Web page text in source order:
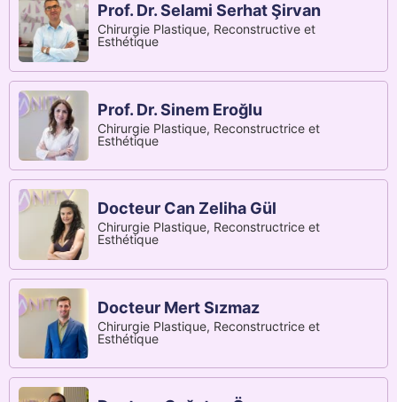
Prof. Dr. Selami Serhat Şirvan
Chirurgie Plastique, Reconstructive et
Esthétique
Prof. Dr. Sinem Eroğlu
Chirurgie Plastique, Reconstructrice et
Esthétique
Docteur Can Zeliha Gül
Chirurgie Plastique, Reconstructrice et
Esthétique
Docteur Mert Sızmaz
Chirurgie Plastique, Reconstructrice et
Esthétique